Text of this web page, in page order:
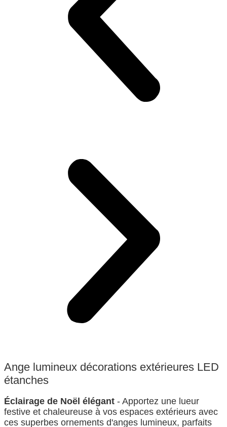
Ange lumineux décorations extérieures LED
étanches
Éclairage de Noël élégant - Apportez une lueur
festive et chaleureuse à vos espaces extérieurs avec
ces superbes ornements d'anges lumineux, parfaits